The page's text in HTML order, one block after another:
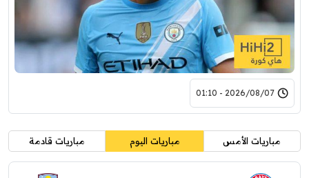
2026/08/07 - 01:10
مباريات الأمس مباريات اليوم مباريات قادمة